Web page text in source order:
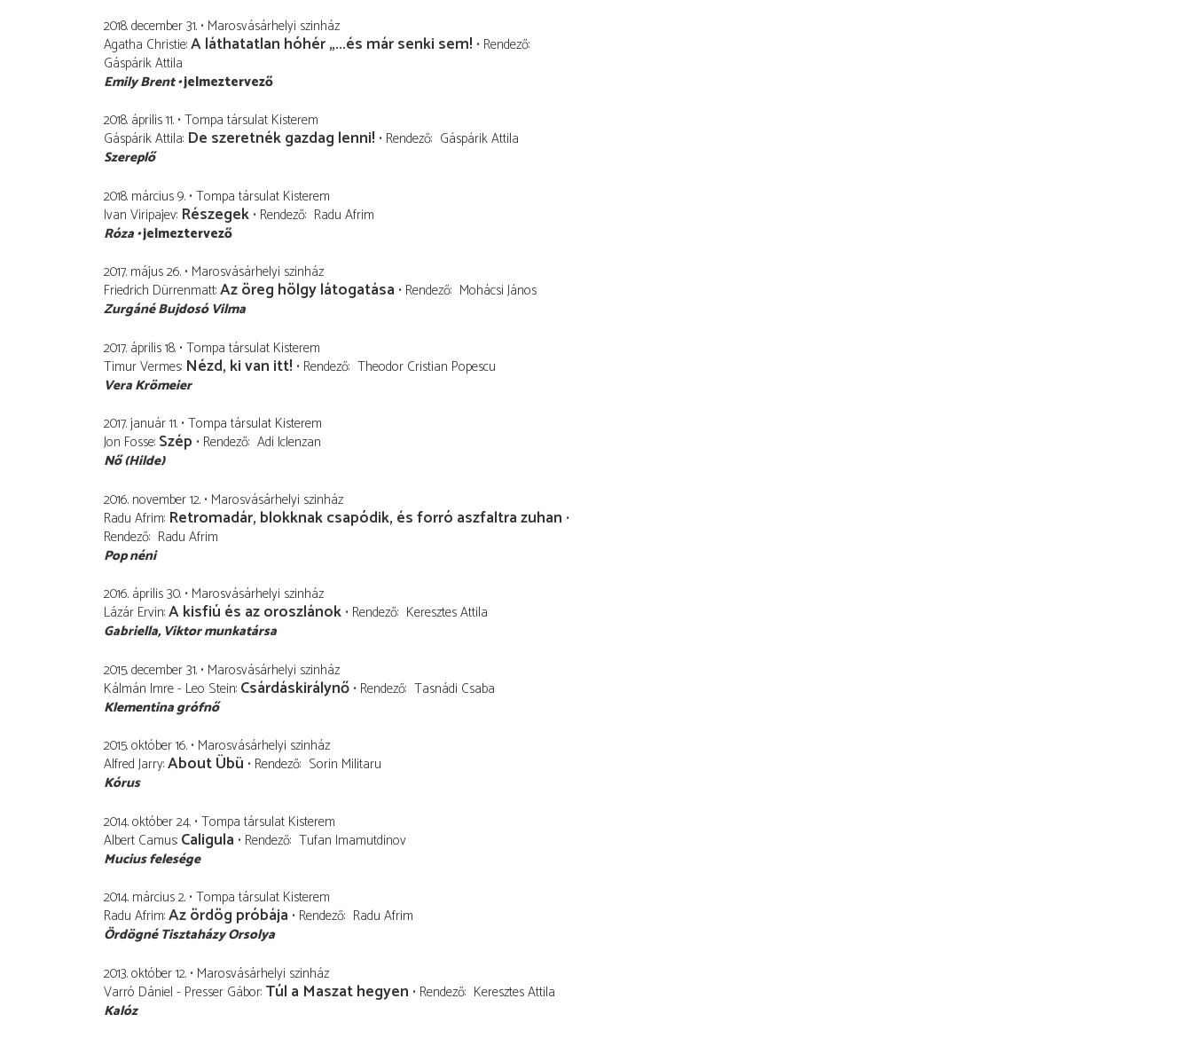
2018. december 31. Marosvásárhelyi szinház
Agatha Christie A láthatatlan hóhér „...és már senki sem! Rendező
Gáspárik Attila
Emily Brent jelmeztervező
2018. április 11. Tompa társulat Kisterem
Gáspárik Attila De szeretnék gazdag lenni! Rendező Gáspárik Attila
Szereplő
2018. március 9. Tompa társulat Kisterem
Ivan Viripajev Részegek Rendező Radu Afrim
Róza jelmeztervező
2017. május 26. Marosvásárhelyi szinház
Friedrich Dürrenmatt Az öreg hölgy látogatása Rendező Mohácsi János
Zurgáné Bujdosó Vilma
2017. április 18. Tompa társulat Kisterem
Timur Vermes Nézd, ki van itt! Rendező Theodor Cristian Popescu
Vera Krömeier
2017. január 11. Tompa társulat Kisterem
Jon Fosse Szép Rendező Adi Iclenzan
Nő (Hilde)
2016. november 12. Marosvásárhelyi szinház
Radu Afrim Retromadár, blokknak csapódik, és forró aszfaltra zuhan
Rendező Radu Afrim
Pop néni
2016. április 30. Marosvásárhelyi szinház
Lázár Ervin A kisfiú és az oroszlánok Rendező Keresztes Attila
Gabriella Viktor munkatársa
2015. december 31. Marosvásárhelyi szinház
Kálmán Imre - Leo Stein Csárdáskirálynő Rendező Tasnádi Csaba
Klementina grófnő
2015. október 16. Marosvásárhelyi szinház
Alfred Jarry About Übü Rendező Sorin Militaru
Kórus
2014. október 24. Tompa társulat Kisterem
Albert Camus Caligula Rendező Tufan Imamutdinov
Mucius felesége
2014. március 2. Tompa társulat Kisterem
Radu Afrim Az ördög próbája Rendező Radu Afrim
Ördögné Tisztaházy Orsolya
2013. október 12. Marosvásárhelyi szinház
Varró Dániel - Presser Gábor Túl a Maszat hegyen Rendező Keresztes Attila
Kalóz